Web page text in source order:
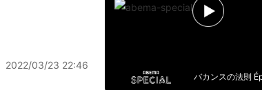
2022/03/23 22:46
バカンスの法則